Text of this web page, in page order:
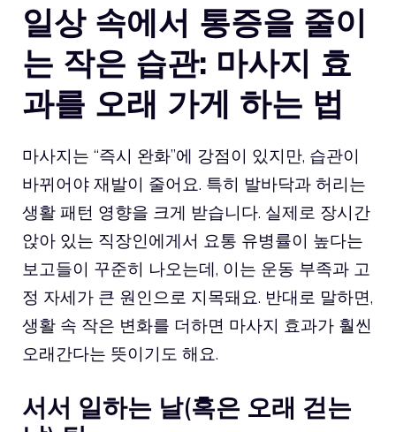
일상 속에서 통증을 줄이
는 작은 습관: 마사지 효
과를 오래 가게 하는 법
마사지는 “즉시 완화”에 강점이 있지만, 습관이
바뀌어야 재발이 줄어요. 특히 발바닥과 허리는
생활 패턴 영향을 크게 받습니다. 실제로 장시간
앉아 있는 직장인에게서 요통 유병률이 높다는
보고들이 꾸준히 나오는데, 이는 운동 부족과 고
정 자세가 큰 원인으로 지목돼요. 반대로 말하면,
생활 속 작은 변화를 더하면 마사지 효과가 훨씬
오래간다는 뜻이기도 해요.
서서 일하는 날(혹은 오래 걷는